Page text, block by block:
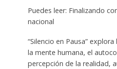
Puedes leer: Finalizando
nacional
“Silencio en Pausa”
la mente humana, el
percepción de la realidad,